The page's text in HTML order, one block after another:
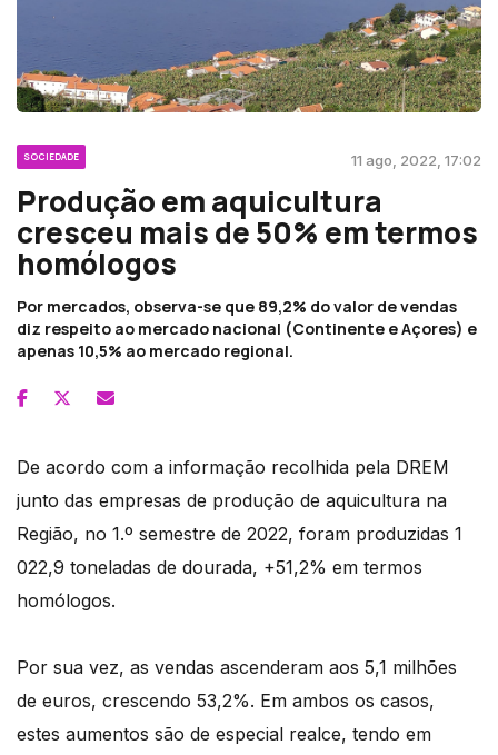
SOCIEDADE 11 ago, 2022, 17:02
Produção em aquicultura
cresceu mais de 50% em termos
homólogos
Por mercados, observa-se que 89,2% do valor de vendas
diz respeito ao mercado nacional (Continente e Açores) e
apenas 10,5% ao mercado regional.
De acordo com a informação recolhida pela DREM
junto das empresas de produção de aquicultura na
Região, no 1.º semestre de 2022, foram produzidas 1
022,9 toneladas de dourada, +51,2% em termos
homólogos.
Por sua vez, as vendas ascenderam aos 5,1 milhões
de euros, crescendo 53,2%. Em ambos os casos,
estes aumentos são de especial realce, tendo em